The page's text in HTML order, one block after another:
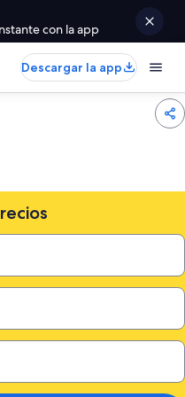
con la app
Descargar la app